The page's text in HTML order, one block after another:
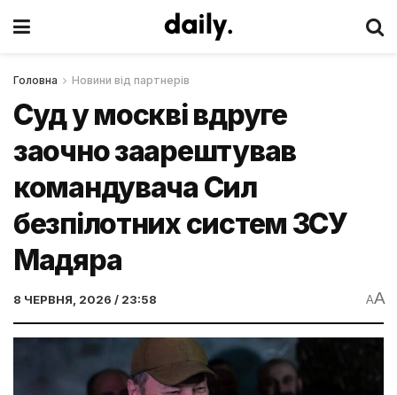
Головна Новини від партнерів
Суд у москві вдруге
заочно заарештував
командувача Сил
безпілотних систем ЗСУ
Мадяра
8 ЧЕРВНЯ, 2026 / 23:58 AA